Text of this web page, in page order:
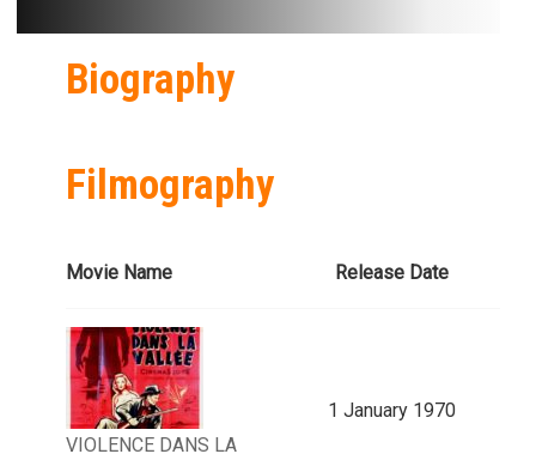
Biography
Filmography
Movie Name Release Date
VIOLENCE DANS LA
1 January 1970